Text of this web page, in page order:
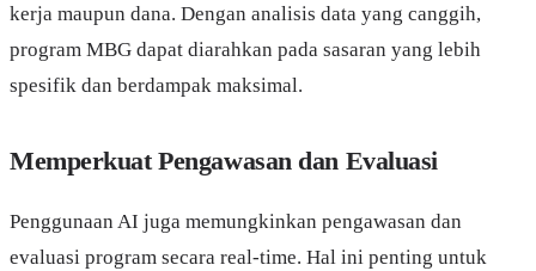
kerja maupun dana. Dengan analisis data yang canggih,
program MBG dapat diarahkan pada sasaran yang lebih
spesifik dan berdampak maksimal.
Memperkuat Pengawasan dan Evaluasi
Penggunaan AI juga memungkinkan pengawasan dan
evaluasi program secara real-time. Hal ini penting untuk